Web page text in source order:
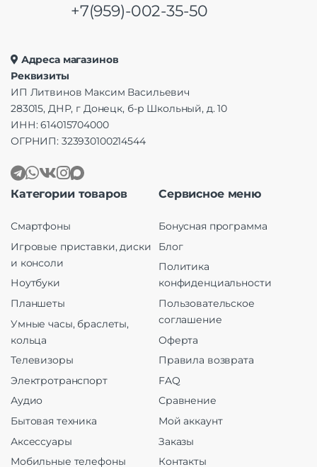
+7(959)-002-35-50
Адреса магазинов
Реквизиты
ИП Литвинов Максим Васильевич
283015, ДНР, г Донецк, б-р Школьный, д. 10
ИНН: 614015704000
ОГРНИП: 323930100214544
Категории товаров
Смартфоны
Игровые приставки, диски
и консоли
Ноутбуки
Планшеты
Умные часы, браслеты,
кольца
Телевизоры
Электротранспорт
Аудио
Бытовая техника
Аксессуары
Мобильные телефоны
Сервисное меню
Бонусная программа
Блог
Политика
конфиденциальности
Пользовательское
соглашение
Оферта
Правила возврата
FAQ
Сравнение
Мой аккаунт
Заказы
Контакты